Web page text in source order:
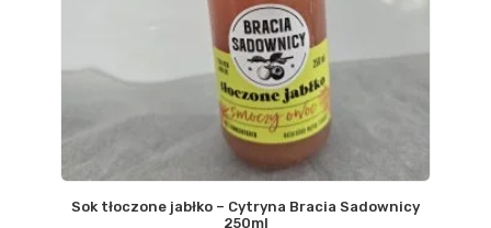
Sok tłoczone jabłko – Cytryna Bracia Sadownicy
250ml